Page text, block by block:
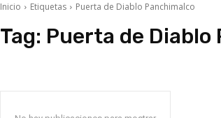
Inicio Etiquetas Puerta de Diablo Panchimalco
Tag: Puerta de Diablo